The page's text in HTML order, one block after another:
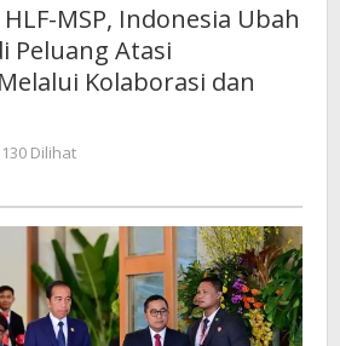
HLF-
MSP,
Indonesia
Jadi
Atasi
Ketimpangan
Melalui
Kolaborasi
dan
Inovasi
MSP, Indonesia Ubah
Peluang Atasi
Kolaborasi dan
130 Dilihat